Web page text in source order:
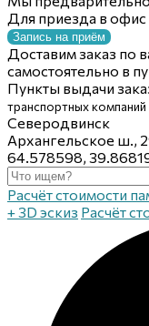
Для приезда в
Запись на приём
Доставим заказ по
самостоятельно в
Пункты выдачи
транспортных компаний
Северодвинск
Архангельское ш.,
64.578598,
Расчёт стоимости
+ 3D эскиз Расчёт